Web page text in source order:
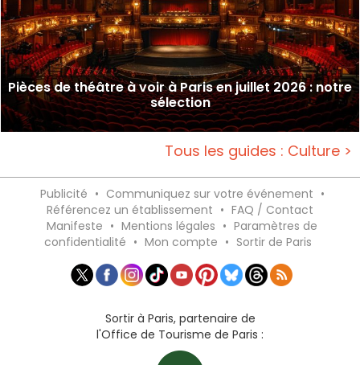
Pièces de théâtre à voir à Paris en juillet 2026 : notre
sélection
Tous les guides : Culture >
Publicité • Communiquez sur votre événement •
Référencez un établissement • FAQ / Contact
Manifeste • Mentions légales • Paramètres de
confidentialité • Mon compte • Sortir de Paris
Sortir à Paris, partenaire de
l'Office de Tourisme de Paris :